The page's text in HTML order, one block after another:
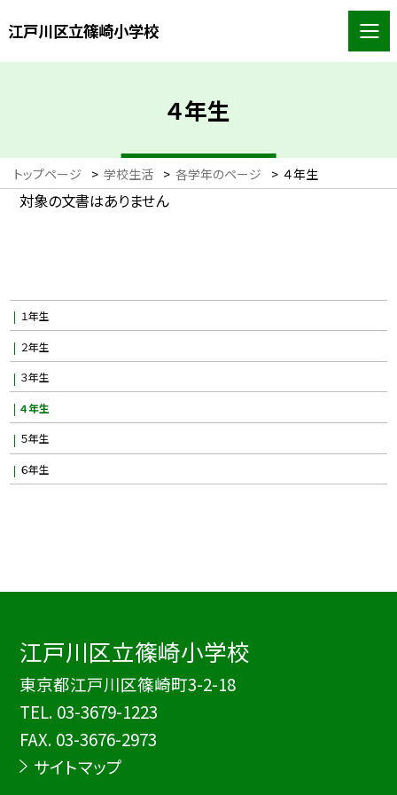
江戸川区立篠崎小学校
４年生
トップページ > 学校生活 > 各学年のページ > ４年生
対象の文書はありません
１年生
２年生
３年生
４年生
５年生
６年生
江戸川区立篠崎小学校
東京都江戸川区篠崎町3-2-18
TEL. 03-3679-1223
FAX. 03-3676-2973
サイトマップ